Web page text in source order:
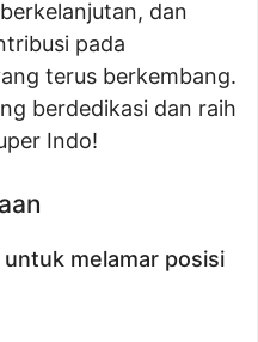
dan
pada
terus berkembang.
berdedikasi dan raih
Indo!
melamar posisi